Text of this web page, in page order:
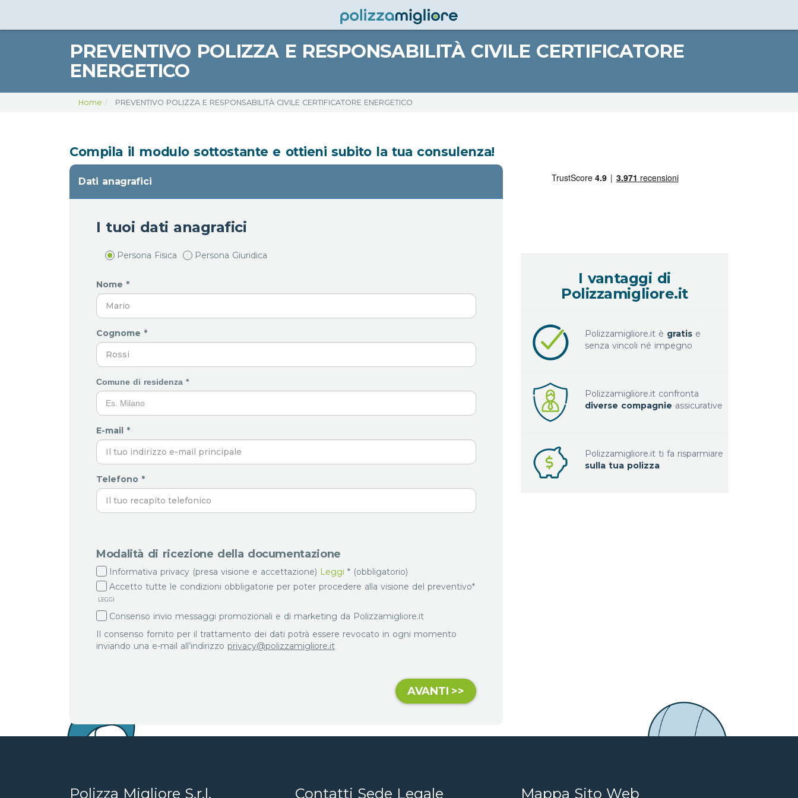
PREVENTIVO POLIZZA E RESPONSABILITÀ CIVILECERTIFICATORE
ENERGETICO
Home PREVENTIVO POLIZZA E RESPONSABILITÀ CIVILE CERTIFICATORE ENERGETICO
Compila il modulo sottostante e ottieni subito la tua consulenza!
Dati anagrafici
I tuoi dati anagrafici
Persona Fisica Persona Giuridica
Nome *
Cognome *
Comune di residenza *
E-mail *
Telefono *
Modalità di ricezione della documentazione
Informativa privacy (presa visione e accettazione) Leggi * (obbligatorio)
Accetto tutte le condizioni obbligatorie per poter procedere alla visione del preventivo*
LEGGI
Consenso invio messaggi promozionali e di marketing da Polizzamigliore.it
Il consenso fornito per il trattamento dei dati potrà essere revocato in ogni momento
inviando una e-mail all’indirizzo privacy@polizzamigliore.it
I vantaggi di
Polizzamigliore.it
Polizzamigliore.it è gratis e
senza vincoli né impegno
Polizzamigliore.it confronta
diverse compagnie assicurative
Polizzamigliore.it ti fa risparmiare
sulla tua polizza
Polizza Migliore S.r.l. Contatti Sede Legale Mappa Sito Web